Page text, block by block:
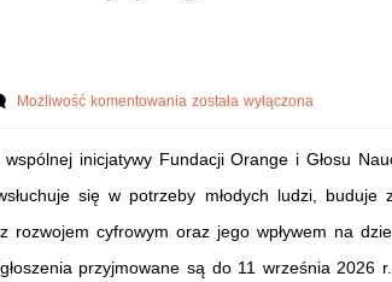
Możliwość komentowaniazostała wyłączona
inicjatywy Fundacji Orange i Głosu
się w potrzeby młodych ludzi, buduje
cyfrowym oraz jego wpływem na
przyjmowane są do 11 września 2026 r.